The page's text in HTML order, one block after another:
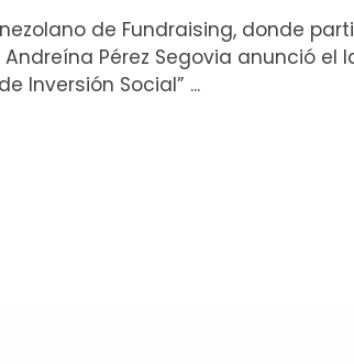
de Fundraising, donde
Pérez Segovia anunció el
Inversión Social” ...